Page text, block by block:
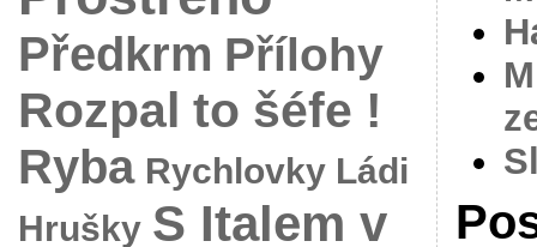
Předkrm Přílohy
Rozpal to šéfe !
Ryba Rychlovky Ládi
Hrušky S Italem v